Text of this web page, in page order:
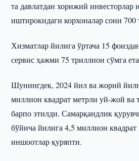
та давлатдан хорижий
иштирокидаги корхоналар сони 700
Хизматлар йилига ўртача 15
сервис ҳажми 75 триллион сўмга
Шунингдек, 2024 йил ва жорий
миллион квадрат метрли уй-жой ва
барпо этилди. Самарқандлик
бўйича йилига 4,5 миллион
иншоотлар қуряпти.